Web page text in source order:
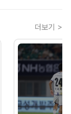
더보기 >